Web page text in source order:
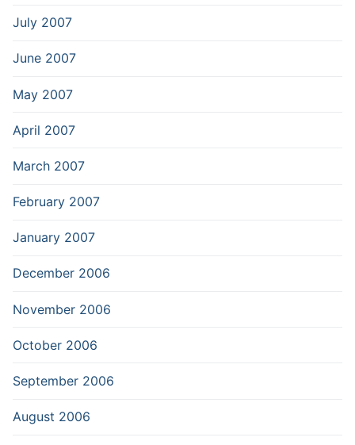
July 2007
June 2007
May 2007
April 2007
March 2007
February 2007
January 2007
December 2006
November 2006
October 2006
September 2006
August 2006